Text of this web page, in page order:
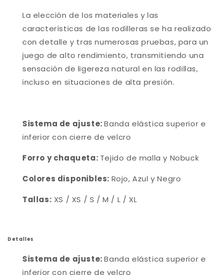
La elección de los materiales y las
características de las rodilleras se ha realizado
con detalle y tras numerosas pruebas, para un
juego de alto rendimiento, transmitiendo una
sensación de ligereza natural en las rodillas,
incluso en situaciones de alta presión.
Sistema de ajuste: Banda elástica superior e
inferior con cierre de velcro
Forro y chaqueta: Tejido de malla y Nobuck
Colores disponibles: Rojo, Azul y Negro
Tallas: XS / XS / S / M / L / XL
Detalles
Sistema de ajuste: Banda elástica superior e
inferior con cierre de velcro